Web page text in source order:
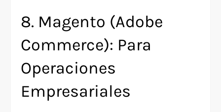
8. Magento (Adobe
Commerce): Para
Operaciones
Empresariales